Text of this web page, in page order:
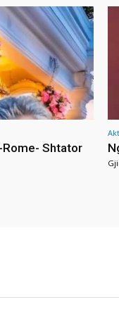
Rome- Shtator